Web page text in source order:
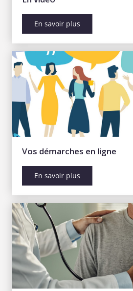
En savoir plus
Vos démarches en ligne
En savoir plus